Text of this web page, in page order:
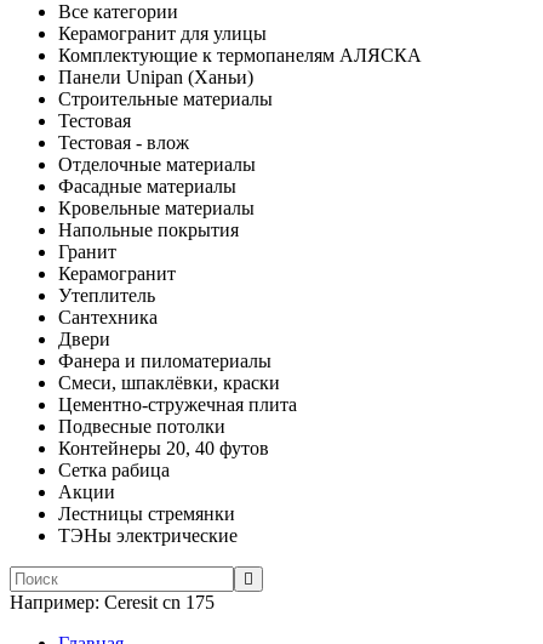
Все категории
Керамогранит для улицы
Комплектующие к термопанелям АЛЯСКА
Панели Unipan (Ханьи)
Строительные материалы
Тестовая
Тестовая - влож
Отделочные материалы
Фасадные материалы
Кровельные материалы
Напольные покрытия
Гранит
Керамогранит
Утеплитель
Сантехника
Двери
Фанера и пиломатериалы
Смеси, шпаклёвки, краски
Цементно-стружечная плита
Подвесные потолки
Контейнеры 20, 40 футов
Сетка рабица
Акции
Лестницы стремянки
ТЭНы электрические
Например: Ceresit сn 175